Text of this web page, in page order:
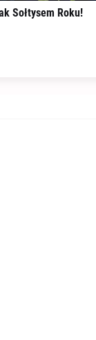
Sołtysem Roku!